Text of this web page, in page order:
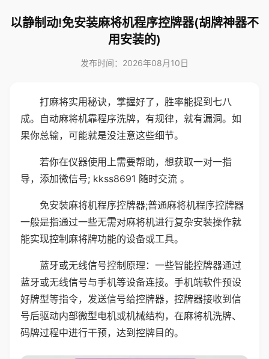
以静制动!免安装麻将机程序控牌器(胡牌神器不
用安装的)
发布时间：2026年08月10日
打麻将实用秘诀，掌握好了，胜率能提到七八
成。自动麻将机靠程序洗牌，有规律，就有漏洞。如
果你总输，可能就是没注意这些细节。
若你在仪器使用上需要帮助，想获取一对一指
导，添加微信号; kkss8691 随时交流 。
免安装麻将机程序控牌器;普通麻将机程序控牌器
一般是指通过一些无需对麻将机进行复杂安装操作就
能实现控制麻将牌功能的设备或工具。
蓝牙或无线信号控制原理：一些智能控牌器通过
蓝牙或无线信号与手机等设备连接。手机端软件预设
好牌型等指令，发送信号给控牌器，控牌器接收到信
号后驱动内部微型电机或机械结构，在麻将机洗牌、
码牌过程中进行干预，达到控牌目的。